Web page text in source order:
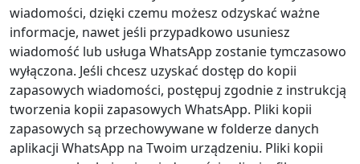
wiadomości, dzięki czemu możesz odzyskać ważne
informacje, nawet jeśli przypadkowo usuniesz
wiadomość lub usługa WhatsApp zostanie tymczasowo
wyłączona. Jeśli chcesz uzyskać dostęp do kopii
zapasowych wiadomości, postępuj zgodnie z instrukcją
tworzenia kopii zapasowych WhatsApp. Pliki kopii
zapasowych są przechowywane w folderze danych
aplikacji WhatsApp na Twoim urządzeniu. Pliki kopii